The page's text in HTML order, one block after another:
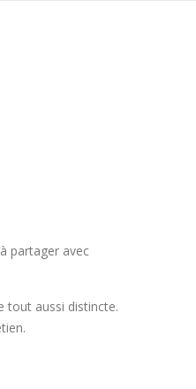
partager avec
tout aussi distincte.